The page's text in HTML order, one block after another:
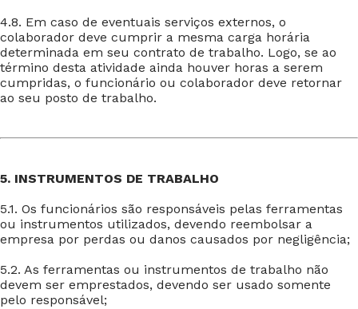
4.8. Em caso de eventuais serviços externos, o
colaborador deve cumprir a mesma carga horária
determinada em seu contrato de trabalho. Logo, se ao
término desta atividade ainda houver horas a serem
cumpridas, o funcionário ou colaborador deve retornar
ao seu posto de trabalho.
5. INSTRUMENTOS DE TRABALHO
5.1. Os funcionários são responsáveis pelas ferramentas
ou instrumentos utilizados, devendo reembolsar a
empresa por perdas ou danos causados por negligência;
5.2. As ferramentas ou instrumentos de trabalho não
devem ser emprestados, devendo ser usado somente
pelo responsável;